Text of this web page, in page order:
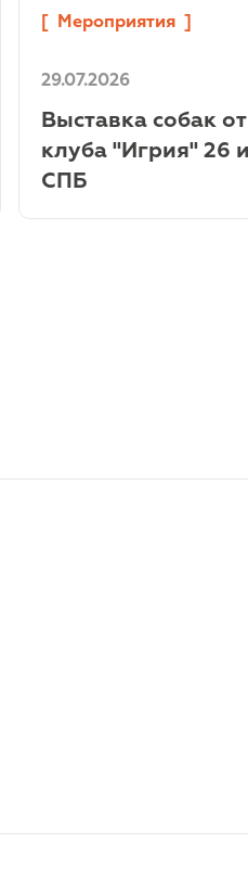
Мероприятия
29.07.2026
Выставка собак от
клуба "Игрия" 26
СПБ